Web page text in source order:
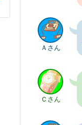
Ａさん
Ｃさん